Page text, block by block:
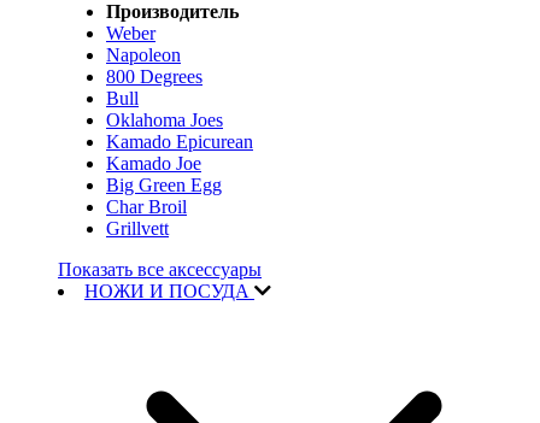
Производитель
Weber
Napoleon
800 Degrees
Bull
Oklahoma Joes
Kamado Epicurean
Kamado Joe
Big Green Egg
Char Broil
Grillvett
Показать все аксессуары
НОЖИ И ПОСУДА